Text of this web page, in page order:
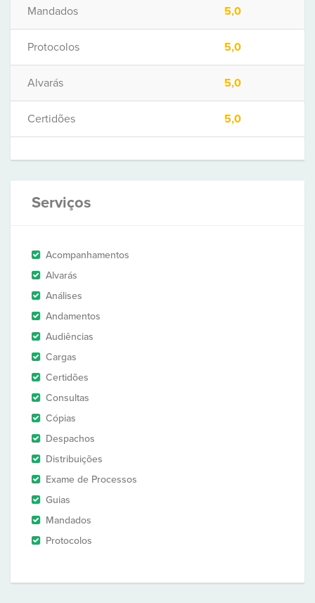
Mandados 5,0
Protocolos 5,0
Alvarás 5,0
Certidões 5,0
Serviços
Acompanhamentos
Alvarás
Análises
Andamentos
Audiências
Cargas
Certidões
Consultas
Cópias
Despachos
Distribuições
Exame de Processos
Guias
Mandados
Protocolos